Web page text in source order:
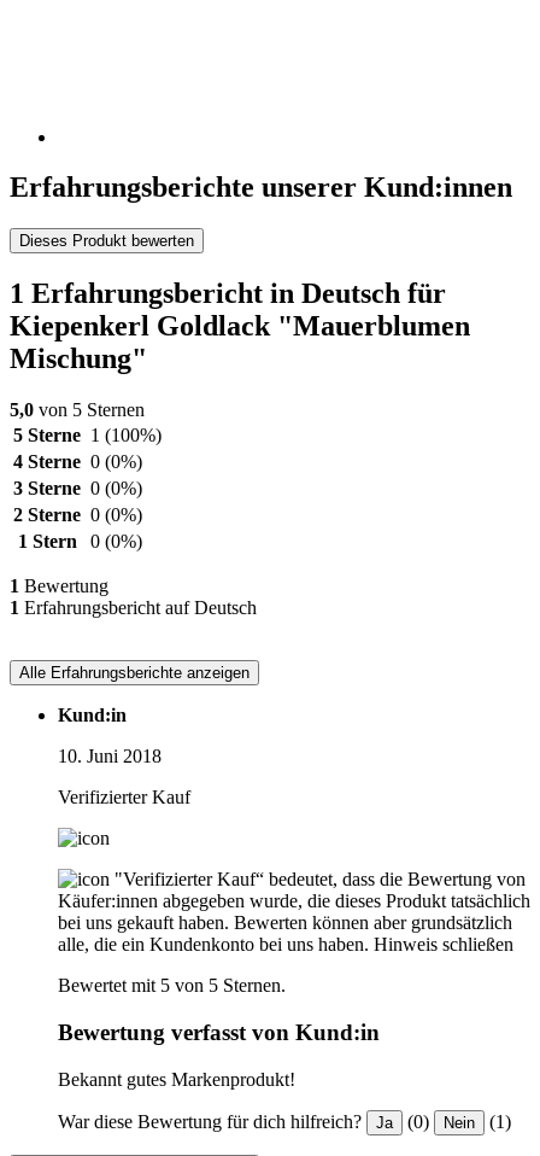
Erfahrungsberichte unserer Kund:innen
Dieses Produkt bewerten
1 Erfahrungsbericht in Deutsch für
Kiepenkerl Goldlack "Mauerblumen
Mischung"
5,0 von 5 Sternen
5 Sterne 1 (100%)
4 Sterne 0 (0%)
3 Sterne 0 (0%)
2 Sterne 0 (0%)
1 Stern
0 (0%)
1 Bewertung
1 Erfahrungsbericht auf Deutsch
Alle Erfahrungsberichte anzeigen
Kund:in
10. Juni 2018
Verifizierter Kauf
"Verifizierter Kauf“ bedeutet, dass die Bewertung von
Käufer:innen abgegeben wurde, die dieses Produkt tatsächlich
bei uns gekauft haben. Bewerten können aber grundsätzlich
alle, die ein Kundenkonto bei uns haben. Hinweis schließen
Bewertet mit 5 von 5 Sternen.
Bewertung verfasst von Kund:in
Bekannt gutes Markenprodukt!
War diese Bewertung für dich hilfreich? Ja (0) Nein (1)